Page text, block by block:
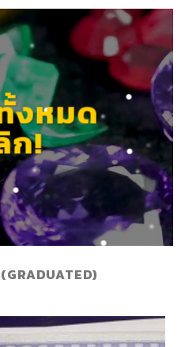
งหมด
ก!